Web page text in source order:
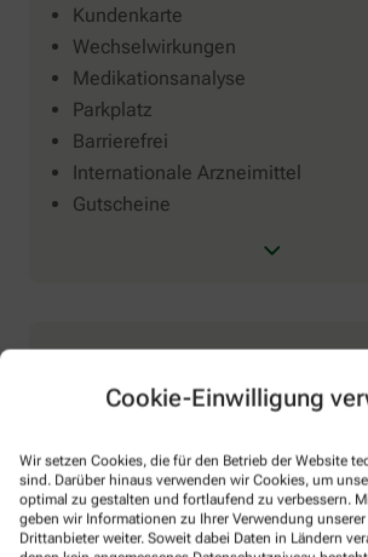
Cookie-Einwilligung
Wir setzen Cookies, die für den Betrieb der Website
sind. Darüber hinaus verwenden wir Cookies, um
optimal zu gestalten und fortlaufend zu verbessern.
geben wir Informationen zu Ihrer Verwendung
Drittanbieter weiter. Soweit dabei Daten in Ländern
Kundenkarte
Wechselwirkungen
Medikationsanalyse
Parkplatz
Barrierefrei
Internationale Arzneimittel
Gutscheine
Babywaagen
Inhalatoren
PariBoy